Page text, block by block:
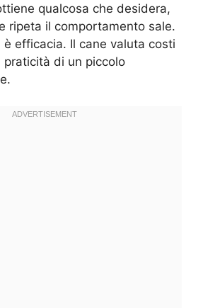
qualcosa che desidera,
ripeta il comportamento sale.
efficacia. Il cane valuta costi
praticità di un piccolo